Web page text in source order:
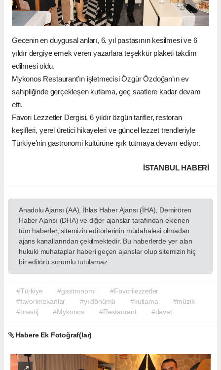
Gecenin en duygusal anları, 6. yıl pastasının kesilmesi ve 6
yıldır dergiye emek veren yazarlara teşekkür plaketi takdim
edilmesi oldu.
Mykonos Restaurant’ın işletmecisi Özgür Özdoğan’ın ev
sahipliğinde gerçekleşen kutlama, geç saatlere kadar devam
etti.
Favori Lezzetler Dergisi, 6 yıldır özgün tarifler, restoran
keşifleri, yerel üretici hikayeleri ve güncel lezzet trendleriyle
Türkiye’nin gastronomi kültürüne ışık tutmaya devam ediyor.
İSTANBUL HABERİ
Anadolu Ajansı (AA), İhlas Haber Ajansı (İHA), Demirören
Haber Ajansı (DHA) ve diğer ajanslar tarafından eklenen
tüm haberler, sitemizin editörlerinin müdahalesi olmadan
ajans kanallarından çekilmektedir. Bu haberlerde yer alan
hukuki muhataplar haberi geçen ajanslar olup sitemizin hiç
bir editörü sorumlu tutulamaz...
#Türkiye #gastronomi
#Favorilezzetler
#favorimekanlar
#yıldönümü #kutlama
#müzik
#prestij
#Mykonos #Restaurant #davet
Habere Ek Fotoğraf(lar)